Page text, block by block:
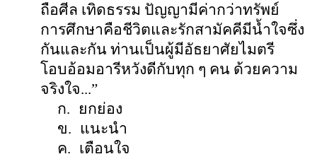
ถือศีล เทิดธรรม ปัญญามีค่ากว่าทรัพย์
การศึกษาคือชีวิตและรักสามัคคีมีน้ำใจซึ่ง
กันและกัน ท่านเป็นผู้มีอัธยาศัยไมตรี
โอบอ้อมอารีหวังดีกับทุก ๆ คน ด้วยความ
จริงใจ...”
ก. ยกย่อง
ข.
แนะนำ
ค. เตือนใจ